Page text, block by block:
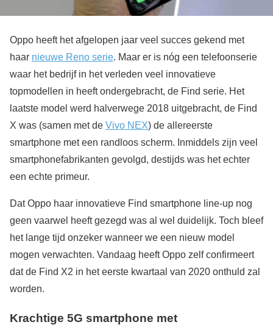
Oppo heeft het afgelopen jaar veel succes gekend met
haar nieuwe Reno serie. Maar er is nóg een telefoonserie
waar het bedrijf in het verleden veel innovatieve
topmodellen in heeft ondergebracht, de Find serie. Het
laatste model werd halverwege 2018 uitgebracht, de Find
X was (samen met de Vivo NEX) de allereerste
smartphone met een randloos scherm. Inmiddels zijn veel
smartphonefabrikanten gevolgd, destijds was het echter
een echte primeur.
Dat Oppo haar innovatieve Find smartphone line-up nog
geen vaarwel heeft gezegd was al wel duidelijk. Toch bleef
het lange tijd onzeker wanneer we een nieuw model
mogen verwachten. Vandaag heeft Oppo zelf confirmeert
dat de Find X2 in het eerste kwartaal van 2020 onthuld zal
worden.
Krachtige 5G smartphone met